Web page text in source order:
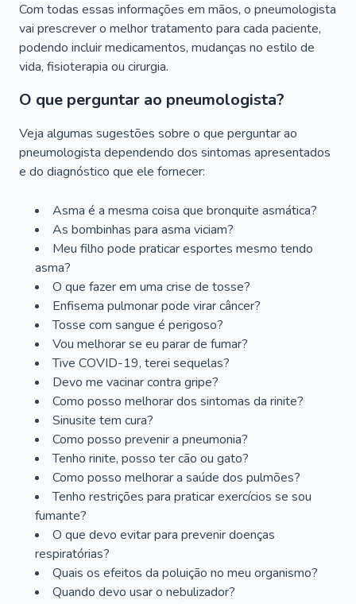
Com todas essas informações em mãos, o pneumologista
vai prescrever o melhor tratamento para cada paciente,
podendo incluir medicamentos, mudanças no estilo de
vida, fisioterapia ou cirurgia.
O que perguntar ao pneumologista?
Veja algumas sugestões sobre o que perguntar ao
pneumologista dependendo dos sintomas apresentados
e do diagnóstico que ele fornecer:
Asma é a mesma coisa que bronquite asmática?
As bombinhas para asma viciam?
Meu filho pode praticar esportes mesmo tendo
asma?
O que fazer em uma crise de tosse?
Enfisema pulmonar pode virar câncer?
Tosse com sangue é perigoso?
Vou melhorar se eu parar de fumar?
Tive COVID-19, terei sequelas?
Devo me vacinar contra gripe?
Como posso melhorar dos sintomas da rinite?
Sinusite tem cura?
Como posso prevenir a pneumonia?
Tenho rinite, posso ter cão ou gato?
Como posso melhorar a saúde dos pulmões?
Tenho restrições para praticar exercícios se sou
fumante?
O que devo evitar para prevenir doenças
respiratórias?
Quais os efeitos da poluição no meu organismo?
Quando devo usar o nebulizador?